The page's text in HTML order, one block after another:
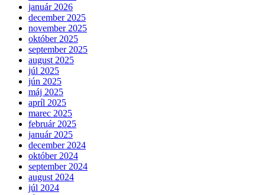
január 2026
december 2025
november 2025
október 2025
september 2025
august 2025
júl 2025
jún 2025
máj 2025
apríl 2025
marec 2025
február 2025
január 2025
december 2024
október 2024
september 2024
august 2024
júl 2024